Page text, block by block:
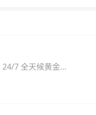
7 全天候黄金